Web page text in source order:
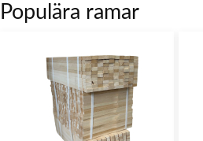
Populära ramar